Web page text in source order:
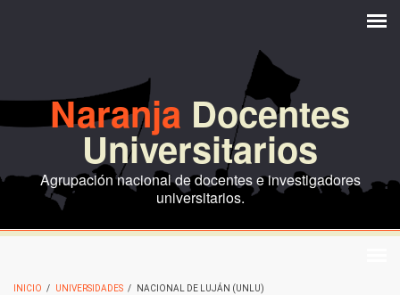
Naranja Docentes
Universitarios
Agrupación nacional de docentes e investigadores
universitarios.
INICIO / UNIVERSIDADES / NACIONAL DE LUJÁN (UNLU)